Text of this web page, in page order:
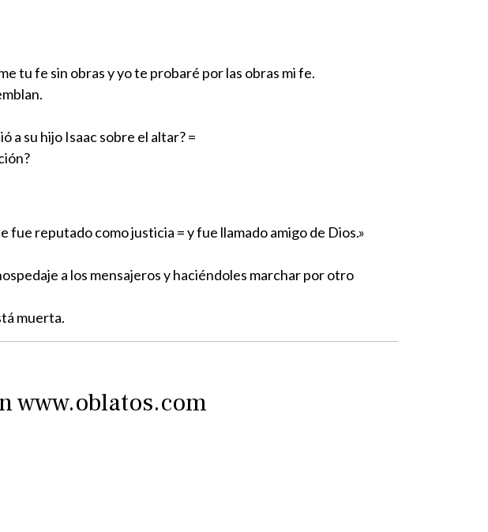
tu fe sin obras y yo te probaré por las obras mi fe.
a su hijo Isaac sobre el altar? =
reputado como justicia = y fue llamado amigo de Dios.»
a los mensajeros y haciéndoles marchar por otro
muerta.
www.oblatos.com